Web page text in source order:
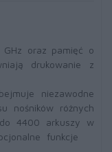
oraz pamięć o
drukowanie z
niezawodne
nośników różnych
4400 arkuszy w
funkcje